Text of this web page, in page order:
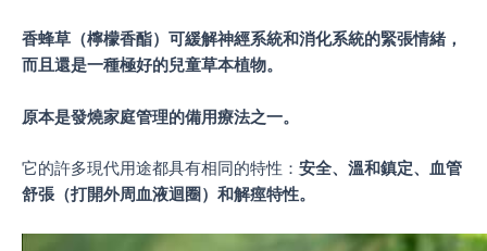
香蜂草（檸檬香酯）可緩解神經系統和消化系統的緊張情緒，
而且還是一種極好的兒童草本植物。
原本是發燒家庭管理的備用療法之一。
它的許多現代用途都具有相同的特性： 安全、溫和鎮定、血管
舒張（打開外周血液迴圈）和解痙特性。